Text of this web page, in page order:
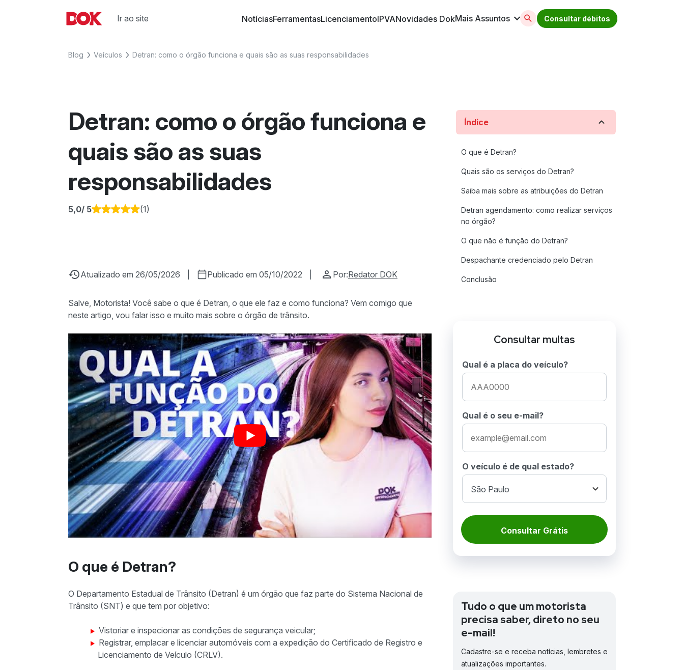
Acesse o Blog e conheça todos os nossos artigos | DOK Despachante
Fique por dentro de artigos sobre o trânsito brasileiro! Conheça informações sobre licenciamento, ipva, multas e muito mais. Acesse
Ir ao site NotíciasFerramentasLicenciamentoIPVANovidades DokMais Assuntos Consultar débitos
Blog Veículos Detran: como o órgão funciona e quais são as suas responsabilidades
Detran: como o órgão funciona e
quais são as suas
responsabilidades
5,0/ 5 (1)
Atualizado em 26/05/2026 Publicado em 05/10/2022 Por:Redator DOK
Salve, Motorista! Você sabe o que é Detran, o que ele faz e como funciona? Vem comigo que
neste artigo, vou falar isso e muito mais sobre o órgão de trânsito.
O que é Detran?
O Departamento Estadual de Trânsito (Detran) é um órgão que faz parte do Sistema Nacional de
Trânsito (SNT) e que tem por objetivo:
Vistoriar e inspecionar as condições de segurança veicular;
Registrar, emplacar e licenciar automóveis com a expedição do Certificado de Registro e
Licenciamento de Veículo (CRLV).
Índice
O que é Detran?
Quais são os serviços do Detran?
Saiba mais sobre as atribuições do Detran
Detran agendamento: como realizar serviços
no órgão?
O que não é função do Detran?
Despachante credenciado pelo Detran
Conclusão
Consultar multas
Qual é a placa do veículo?
Qual é o seu e-mail?
O veículo é de qual estado?
Consultar Grátis
Tudo o que um motorista
precisa saber, direto no seu
e-mail!
Cadastre-se e receba notícias, lembretes e
atualizações importantes.